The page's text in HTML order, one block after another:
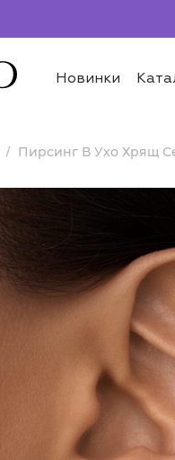
Новинки
Пирсинг В Ухо Хрящ